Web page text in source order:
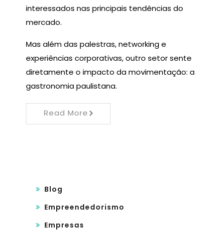
interessados nas principais tendências do
mercado.
Mas além das palestras, networking e
experiências corporativas, outro setor sente
diretamente o impacto da movimentação: a
gastronomia paulistana.
Read More
Blog
Empreendedorismo
Empresas